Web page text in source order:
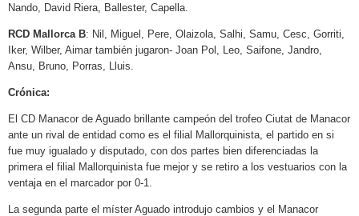
Nando, David Riera, Ballester, Capella.
RCD Mallorca B: Nil, Miguel, Pere, Olaizola, Salhi, Samu, Cesc, Gorriti,
Iker, Wilber, Aimar también jugaron- Joan Pol, Leo, Saifone, Jandro,
Ansu, Bruno, Porras, Lluis.
Crónica:
El CD Manacor de Aguado brillante campeón del trofeo Ciutat de Manacor
ante un rival de entidad como es el filial Mallorquinista, el partido en si
fue muy igualado y disputado, con dos partes bien diferenciadas la
primera el filial Mallorquinista fue mejor y se retiro a los vestuarios con la
ventaja en el marcador por 0-1.
La segunda parte el míster Aguado introdujo cambios y el Manacor